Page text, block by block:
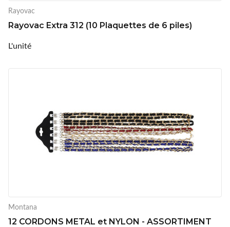
Rayovac
Rayovac Extra 312 (10 Plaquettes de 6 piles)
L'unité
Montana
12 CORDONS METAL et NYLON - ASSORTIMENT